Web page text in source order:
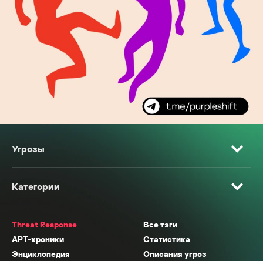
Угрозы
Категории
Threat Response
Все тэги
APT-хроники
Статистика
Энциклопедия
Описания угроз